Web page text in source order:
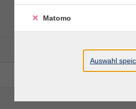
Matomo
Auswahl